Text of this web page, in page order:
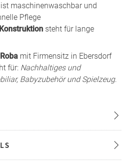
ist maschinenwaschbar und
Pflege
steht für lange
Roba mit Firmensitz in Ebersdorf
für: Nachhaltiges und
Babyzubehör und Spielzeug.